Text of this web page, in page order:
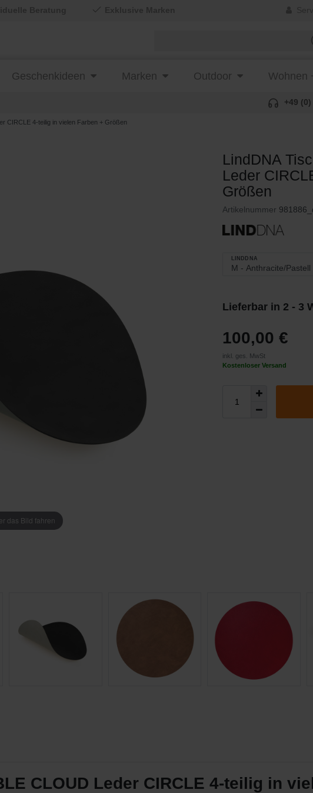
CIRCLE 4-teilig in vielen Farben + Größen
Geschenkideen Marken Outdoor Wohnen
+49
das Bild fahren
LindDNA
Leder
Größen
Artikelnummer
LINDDNA
Lieferbar in 2 - 3
100,00 €
inkl. ges. MwSt
Kostenloser Versand
CLOUD Leder CIRCLE 4-teilig in